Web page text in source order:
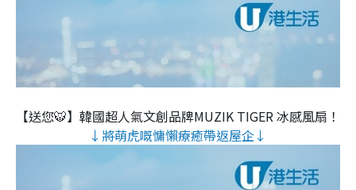
【送您🐯】韓國超人氣文創品牌MUZIK TIGER 冰感風扇！
↓將萌虎嘅慵懶療癒帶返屋企↓